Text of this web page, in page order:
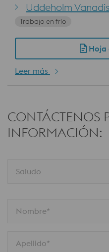
Uddeholm
Trabajo en frío
Hoja
Leer más
CONTÁCTENOS
INFORMACIÓN:
Saludo
Nombre*
Apellido*